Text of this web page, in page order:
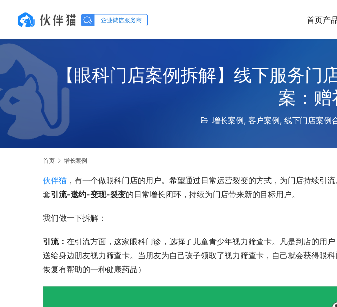
首页产
【眼科门店案例拆解】线下服务门
案：赠
增长案例, 客户案例, 线下门店案例
首页 增长案例
伙伴猫 ，有一个做眼科门店的用户。希望通过日常运营裂变的方式，为门店持续引
套引流-邀约-变现-裂变的日常增长闭环，持续为门店带来新的目标用户。
我们做一下拆解：
引流： 在引流方面，这家眼科门诊，选择了儿童青少年视力筛查卡。凡是到店的用
送给身边朋友视力筛查卡。当朋友为自己孩子领取了视力筛查卡，自己就会获得眼
恢复有帮助的一种健康药品）